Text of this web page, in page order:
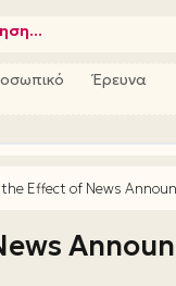
Έρευνα
the Effect of News